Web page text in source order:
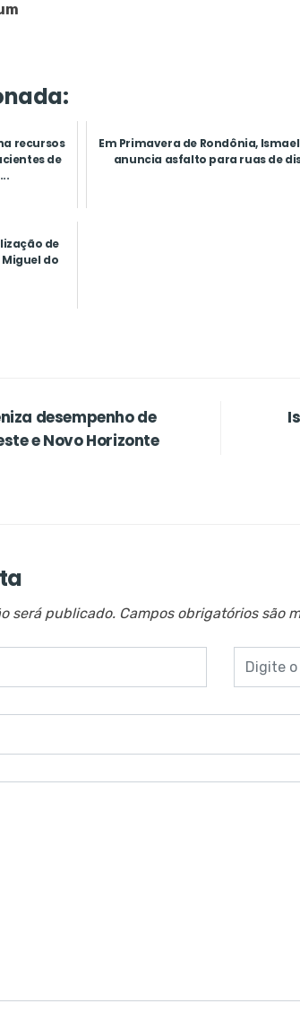
recursos
de
Em Primavera de Rondônia,
anuncia asfalto para ruas de
de
do
desempenho de
e Novo Horizonte
será publicado. Campos obrigatórios são